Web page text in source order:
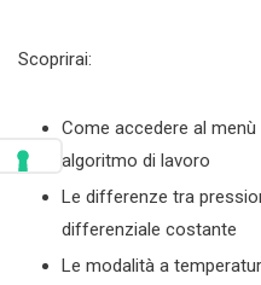
Scoprirai:
Come accedere al
algoritmo di lavoro
Le differenze tra
differenziale costante
Le modalità a